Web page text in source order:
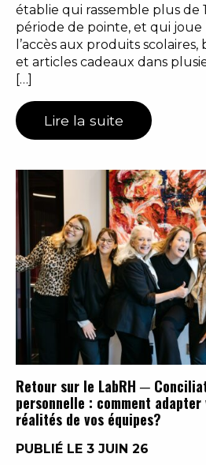
établie qui rassemble plus de
période de pointe, et qui
l’accès aux produits
et articles cadeaux dans
[…]
Lire la suite
Retour sur le LabRH ─
personnelle : comment
réalités de vos équipes?
PUBLIÉ LE 3 JUIN 26